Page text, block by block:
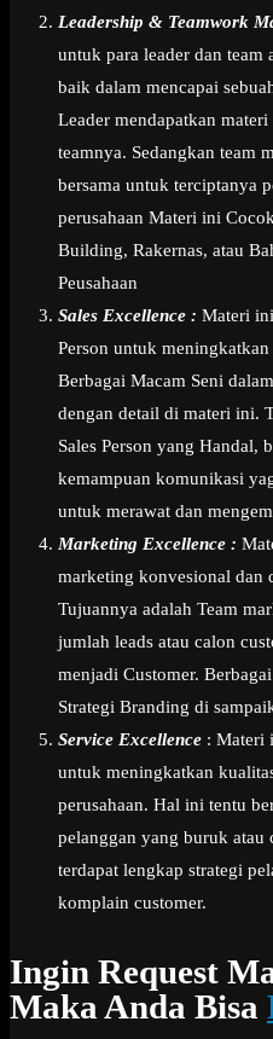
Leadership & Teamwork
untuk para leader dan team
baik dalam mencapai
Leader mendapatkan
teamnya. Sedangkan team
bersama untuk terciptanya
perusahaan Materi ini
Building, Rakernas, atau
Peusahaan
Sales Excellence : Materi
Person untuk
Berbagai Macam Seni
dengan detail di materi ini.
Sales Person yang
kemampuan komunikasi
untuk merawat dan
Marketing Excellence :
marketing konvesional dan
Tujuannya adalah Team
jumlah leads atau calon
menjadi Customer.
Strategi Branding di
Service Excellence : Materi
untuk meningkatkan
perusahaan. Hal ini tentu
pelanggan yang buruk
terdapat lengkap strategi
komplain customer.
Ingin Request
Maka Anda Bisa